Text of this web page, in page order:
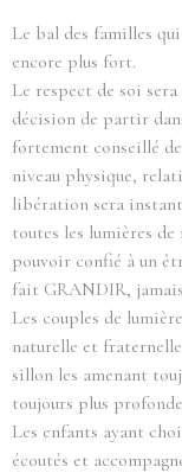
Le bal des familles
encore plus fort.
Le respect de soi
décision de partir
fortement conseillé
niveau physique,
libération sera
toutes les lumières
pouvoir confié à un
fait GRANDIR,
Les couples de
naturelle et
sillon les amenant
toujours plus
Les enfants ayant
écoutés et